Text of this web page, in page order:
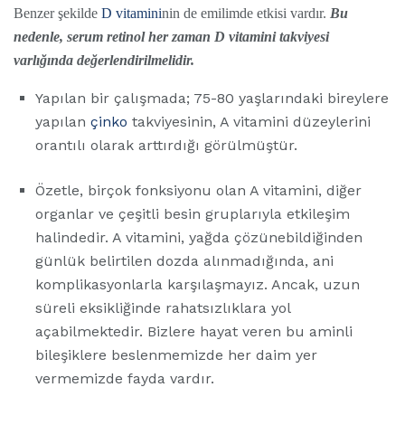
Benzer şekilde D vitamininin de emilimde etkisi vardır. Bu
nedenle, serum retinol her zaman D vitamini takviyesi
varlığında değerlendirilmelidir.
Yapılan bir çalışmada; 75-80 yaşlarındaki bireylere
yapılan çinko takviyesinin, A vitamini düzeylerini
orantılı olarak arttırdığı görülmüştür.
Özetle, birçok fonksiyonu olan A vitamini, diğer
organlar ve çeşitli besin gruplarıyla etkileşim
halindedir. A vitamini, yağda çözünebildiğinden
günlük belirtilen dozda alınmadığında, ani
komplikasyonlarla karşılaşmayız. Ancak, uzun
süreli eksikliğinde rahatsızlıklara yol
açabilmektedir. Bizlere hayat veren bu aminli
bileşiklere beslenmemizde her daim yer
vermemizde fayda vardır.